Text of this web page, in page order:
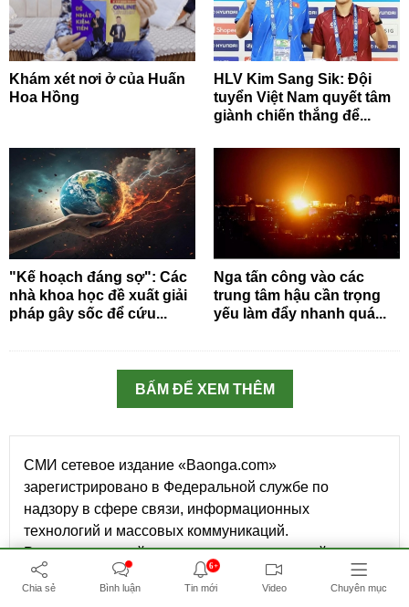
Khám xét nơi ở của Huấn
Hoa Hồng
HLV Kim Sang Sik: Đội
tuyển Việt Nam quyết tâm
giành chiến thắng để...
"Kế hoạch đáng sợ": Các
nhà khoa học đề xuất giải
pháp gây sốc để cứu...
Nga tấn công vào các
trung tâm hậu cần trọng
yếu làm đẩy nhanh quá...
BẤM ĐỂ XEM THÊM
СМИ сетевое издание «Baonga.com»
зарегистрировано в Федеральной службе по
надзору в сфере связи, информационных
технологий и массовых коммуникаций.
Регистрационный номер средства массовой
информации Эл № ФС77-73891 от 29 октября 2018
г.Учредитель Ха Вьет Лонг, номер телефона: +7(905)
Chia sẻ Bình luận
6+
Tin mới Video Chuyên mục